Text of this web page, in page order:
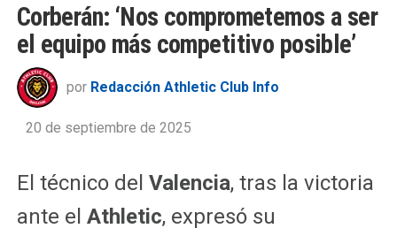
Corberán: ‘Nos comprometemos a ser
el equipo más competitivo posible’
por Redacción Athletic Club Info
20 de septiembre de 2025
El técnico del Valencia, tras la victoria
ante el Athletic, expresó su